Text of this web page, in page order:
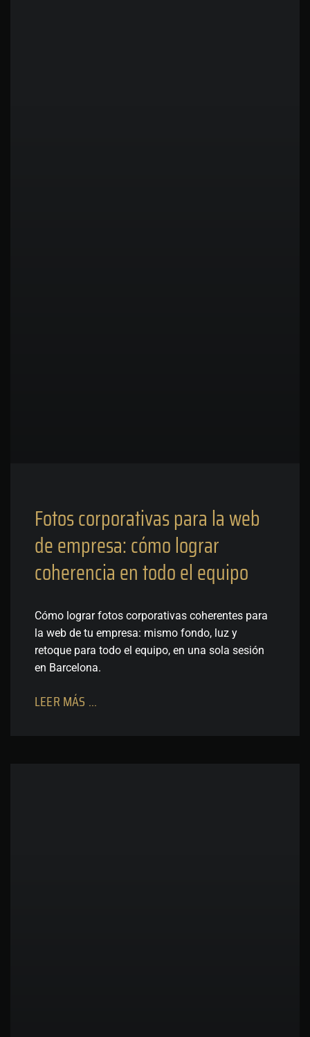
Fotos corporativas para la web
de empresa: cómo lograr
coherencia en todo el equipo
Cómo lograr fotos corporativas coherentes para
la web de tu empresa: mismo fondo, luz y
retoque para todo el equipo, en una sola sesión
en Barcelona.
LEER MÁS ...